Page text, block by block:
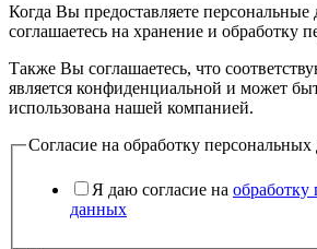
Когда Вы предоставляете
соглашаетесь на хранение и обработку
Также Вы соглашаетесь, что
является конфиденциальной и может
использована нашей компанией.
Согласие на обработку
Я даю согласие на обработку
данных